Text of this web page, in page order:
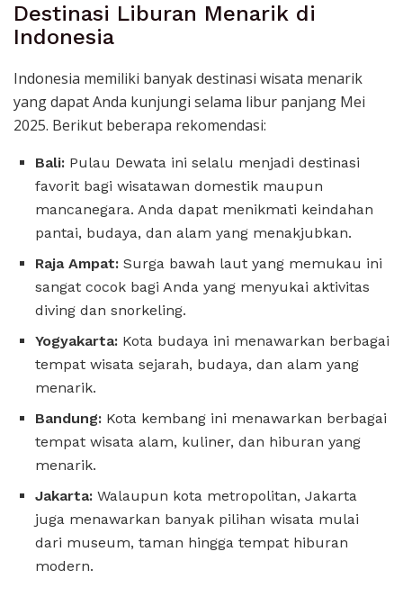
Destinasi Liburan Menarik di
Indonesia
Indonesia memiliki banyak destinasi wisata menarik
yang dapat Anda kunjungi selama libur panjang Mei
2025. Berikut beberapa rekomendasi:
Bali: Pulau Dewata ini selalu menjadi destinasi
favorit bagi wisatawan domestik maupun
mancanegara. Anda dapat menikmati keindahan
pantai, budaya, dan alam yang menakjubkan.
Raja Ampat: Surga bawah laut yang memukau ini
sangat cocok bagi Anda yang menyukai aktivitas
diving dan snorkeling.
Yogyakarta: Kota budaya ini menawarkan berbagai
tempat wisata sejarah, budaya, dan alam yang
menarik.
Bandung: Kota kembang ini menawarkan berbagai
tempat wisata alam, kuliner, dan hiburan yang
menarik.
Jakarta: Walaupun kota metropolitan, Jakarta
juga menawarkan banyak pilihan wisata mulai
dari museum, taman hingga tempat hiburan
modern.